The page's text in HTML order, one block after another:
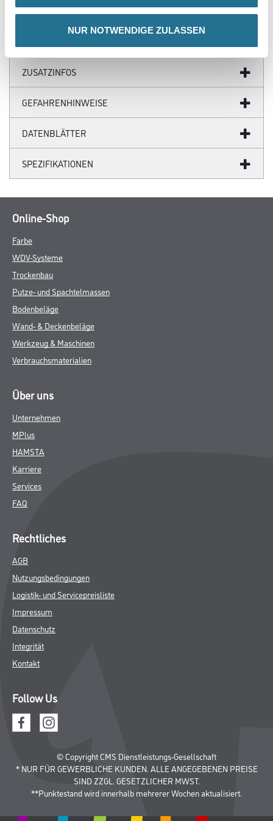
NUR NOTWENDIGE ZULASSEN
- Klassifiziert gem. OEKO-TEX® Standard 100
ZUSATZINFOS
GEFAHRENHINWEISE
DATENBLÄTTER
SPEZIFIKATIONEN
Online-Shop
Farbe
WDV-Systeme
Trockenbau
Putze- und Spachtelmassen
Bodenbeläge
Wand- & Deckenbeläge
Werkzeug & Maschinen
Verbrauchsmaterialien
Über uns
Unternehmen
MPlus
HAMSTA
Karriere
Services
FAQ
Rechtliches
AGB
Nutzungsbedingungen
Logistik- und Servicepreisliste
Impressum
Datenschutz
Integrität
Kontakt
Follow Us
© Copyright CMS Dienstleistungs-Gesellschaft
* NUR FÜR GEWERBLICHE KUNDEN. ALLE ANGEGEBENEN PREISE
SIND ZZGL. GESETZLICHER MWST.
**Punktestand wird innerhalb mehrerer Wochen aktualisiert.